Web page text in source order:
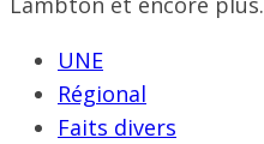
UNE
Régional
Faits divers